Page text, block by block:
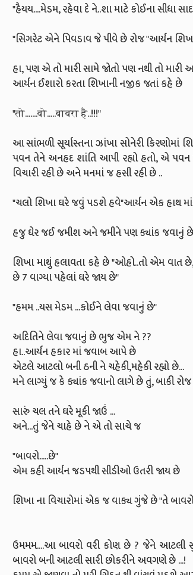
"હૈયય....મેડમ, રહેવા દે ને..શા માટે કોઈના સીધા
"સિગરેટ એને પિવડાવ જે પીવે છે રોજ "આર્યન
હા, પણ એ તો મારી સામે જોતો પણ નથી તો
આર્યન ઈશારો કરતા શિખાની નજીક જતાં કહે છે
"तो.......वो.....बावरा है..!!!"
આ સાંભળી સૂર્યાસ્તના ઝાંખા સોનેરી કિરણોમાં
પવન તેને અનહદ શાંતિ આપી રહ્યો હતો, એ પવન
વિચારી રહી છે અને મનમાં જ હસી રહી છે ..
"ચલો શિખા ઘરે જવું પડશે હવે"આર્યન એક હાથ
હજુ ઘેર જઈ જમીશ અને જમીને પણ ક્યાંક જવાનું છે
શિખા માથું હલાવતા કહે છે "ઓહો..તો એમ
છે 7 વાગ્યા પહેલાં ઘરે જાય છે"
"હમમ ..યસ મેડમ ...કોઈને લેવા જવાનું છે"
અદિતિને લેવા જવાનું છે ભુજ એમ ને ??
હા..આર્યન હકાર માં જવાબ આપે છે
એટલે આટલો બની ઠની ને ચહેકી,મહેકી રહ્યો છે...
મને લાગ્યું જ કે ક્યાંક જવાનો લાગે છે તું, બાકી
સારું ચલ તને ઘરે મૂકી જાઉં ...
અને...તું જેને ચાહે છે ને એ તો સાચે જ
"બાવરો.....છે"
એમ કહી આર્યન જડપથી સીડીઓ ઉતરી જાય છે
શિખા ના વિચારોમાં એક જ વાક્ય ગુંજે છે "તે
ઉમમમ....આ બાવરો વરી કોણ છે ? જેને આટલી
બાવરો બની આટલી સારી છોકરીને અવગણે છે ...!